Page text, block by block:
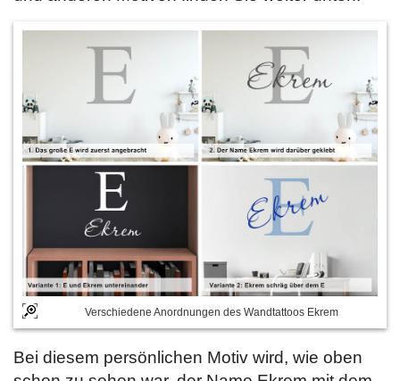
Verschiedene Anordnungen des Wandtattoos Ekrem
Bei diesem persönlichen Motiv wird, wie oben